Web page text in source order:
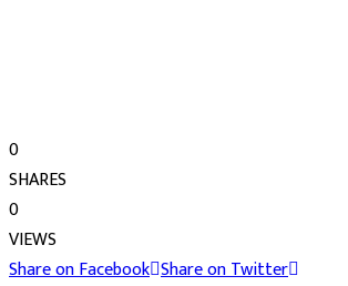
0
SHARES
0
VIEWS
Share on Facebook Share on Twitter